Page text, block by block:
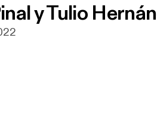
y Tulio